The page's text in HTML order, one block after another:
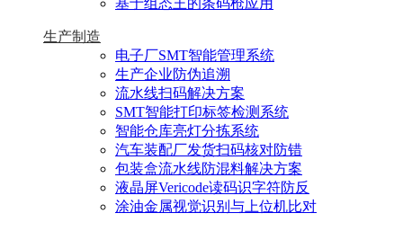
基于组态王的条码枪应用
生产制造
电子厂SMT智能管理系统
生产企业防伪追溯
流水线扫码解决方案
SMT智能打印标签检测系统
智能仓库亮灯分拣系统
汽车装配厂发货扫码核对防错
包装盒流水线防混料解决方案
液晶屏Vericode读码识字符防反
涂油金属视觉识别与上位机比对